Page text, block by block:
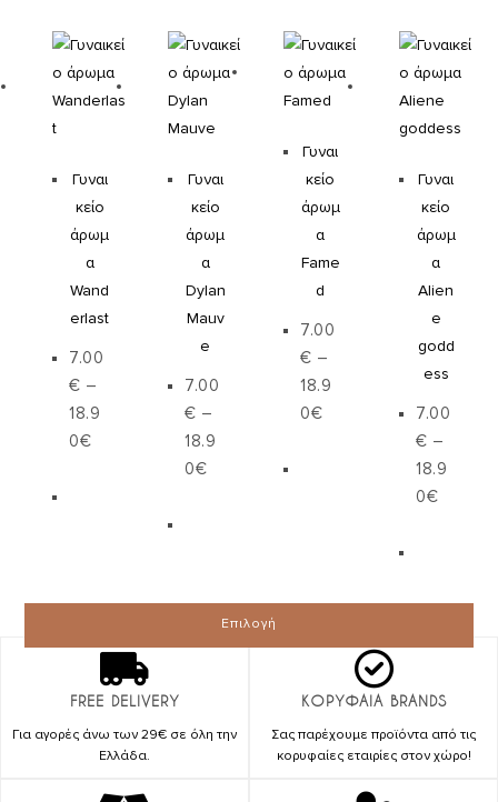
Επιλογή
Γυναι
κείο
άρωμ
α
Wand
erlast
7.00
€ –
18.9
0€
Επιλογή
Γυναι
κείο
άρωμ
α
Dylan
Mauv
e
7.00
€ –
18.9
0€
Επιλογή
Γυναι
κείο
άρωμ
α
Fame
d
7.00
€ –
18.9
0€
Επιλογή
Γυναι
κείο
άρωμ
α
Alien
e
godd
ess
7.00
€ –
18.9
0€
FREE DELIVERY
Για αγορές άνω των 29€ σε όλη την
Ελλάδα.
ΚΟΡΥΦΑΙΑ BRANDS
Σας παρέχουμε προϊόντα από τις
κορυφαίες εταιρίες στον χώρο!